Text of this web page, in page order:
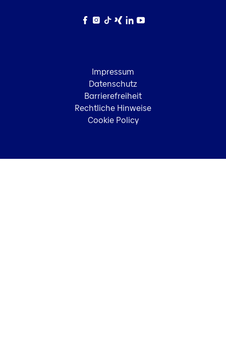
Facebook
Instagram
TikTokXingLinkedIn
YouTube
Impressum
Datenschutz
Barrierefreiheit
Rechtliche Hinweise
Cookie Policy